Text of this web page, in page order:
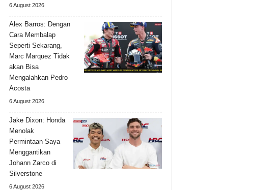
6 August 2026
Alex Barros: Dengan
Cara Membalap
Seperti Sekarang,
Marc Marquez Tidak
akan Bisa
Mengalahkan Pedro
Acosta
6 August 2026
Jake Dixon: Honda
Menolak
Permintaan Saya
Menggantikan
Johann Zarco di
Silverstone
6 August 2026